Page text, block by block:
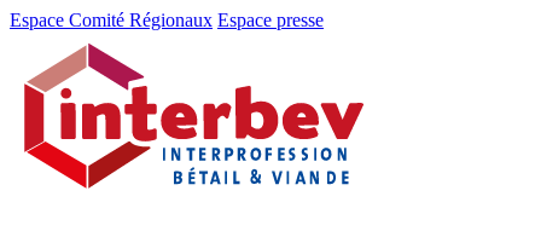
Aller
Aller
contenu
Espace Comité Régionaux Espace presse